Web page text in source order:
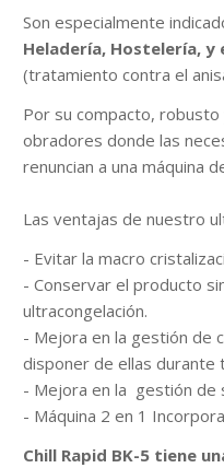
Son especialmente
Heladería, Hostelería, y
(tratamiento contra el
Por su compacto,
obradores donde las
renuncian a una máquina
Las ventajas de nuestro
- Evitar la macro
- Conservar el producto
ultracongelación.
- Mejora en la gestión de
disponer de ellas durante
- Mejora en la gestión de
- Máquina 2 en 1
Chill Rapid BK-5 tiene